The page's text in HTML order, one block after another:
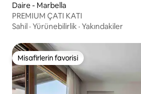
Daire - Marbella
PREMIUM ÇATI KATI
Sahil · Yürünebilirlik · Yakındakiler
Misafirlerin favorisi
Misafirlerin favorisi